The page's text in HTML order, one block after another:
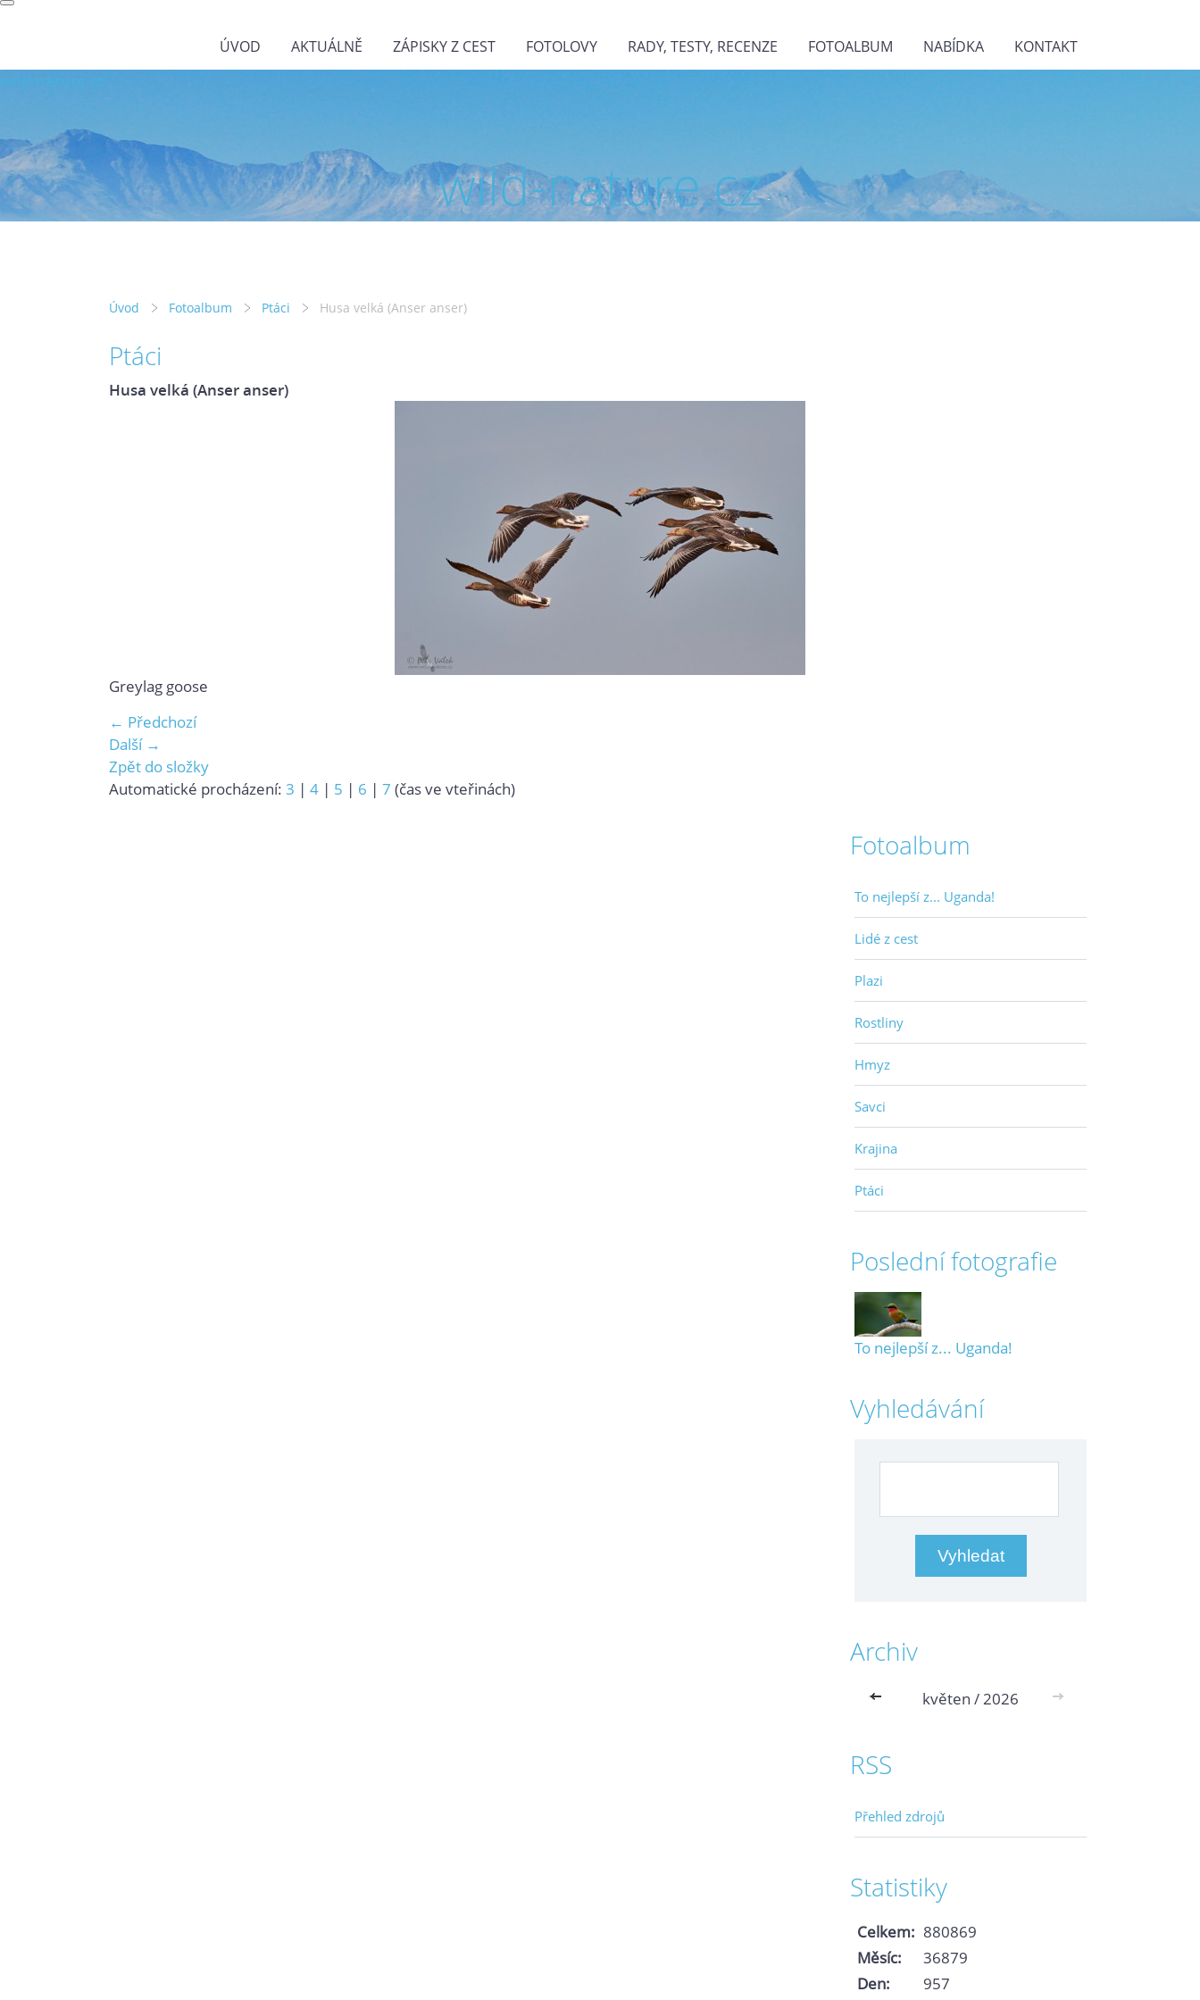
ÚVOD AKTUÁLNĚ ZÁPISKY Z CEST FOTOLOVY RADY, TESTY, RECENZE FOTOALBUM NABÍDKA KONTAKT
wild-nature.cz
Úvod Fotoalbum Ptáci Husa velká (Anser anser)
Ptáci
Husa velká (Anser anser)
Greylag goose
← Předchozí
Další →
Zpět do složky
Automatické procházení: 3 | 4 | 5 | 6 | 7 (čas ve vteřinách)
Fotoalbum
To nejlepší z... Uganda!
Lidé z cest
Plazi
Rostliny
Hmyz
Savci
Krajina
Ptáci
Poslední fotografie
To nejlepší z... Uganda!
Vyhledávání
Archiv
<< květen / 2026 >>
RSS
Přehled zdrojů
Statistiky
Celkem: 880869
Měsíc:
36879
Den:
957